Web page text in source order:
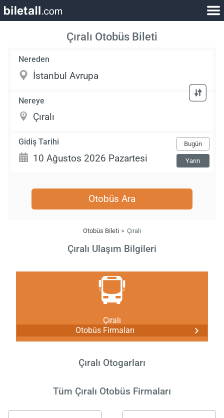
Çıralı Otobüs Bileti
Nereden
Nereye
Gidiş Tarihi Bugün
Yarın
Otobüs Ara
Otobüs Bileti Çıralı
Çıralı Ulaşım Bilgileri
Çıralı
Otobüs Firmaları
Çıralı Otogarları
Tüm Çıralı Otobüs Firmaları